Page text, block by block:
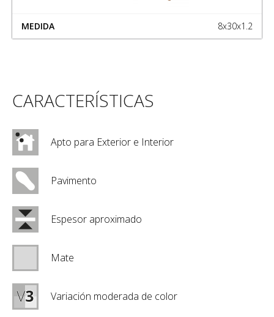
8x30x1.2
CARACTERÍSTICAS
Apto para Exterior e Interior
Pavimento
Espesor aproximado
Mate
Variación moderada de color